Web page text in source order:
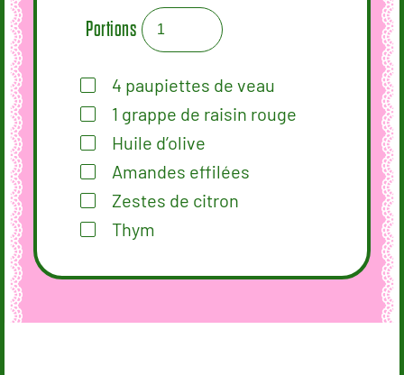
Portions
4 paupiettes de veau
1 grappe de raisin rouge
Huile d’olive
Amandes effilées
Zestes de citron
Thym